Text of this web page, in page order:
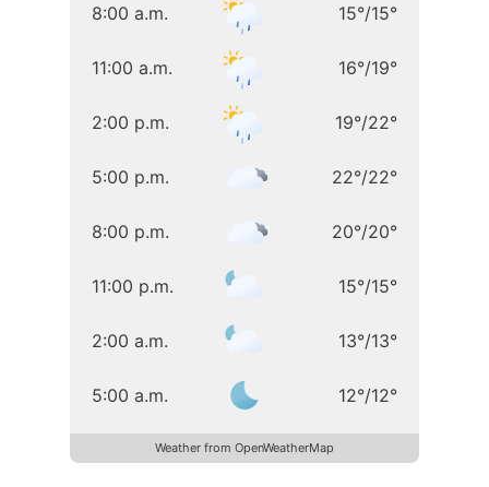
8:00 a.m. 15°/15°
11:00 a.m. 16°/19°
2:00 p.m. 19°/22°
5:00 p.m. 22°/22°
8:00 p.m. 20°/20°
11:00 p.m. 15°/15°
2:00 a.m. 13°/13°
5:00 a.m. 12°/12°
Weather from OpenWeatherMap